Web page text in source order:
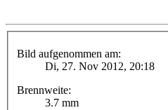
Bild aufgenommen am:
Di, 27. Nov 2012, 20:18
Brennweite:
3.7 mm